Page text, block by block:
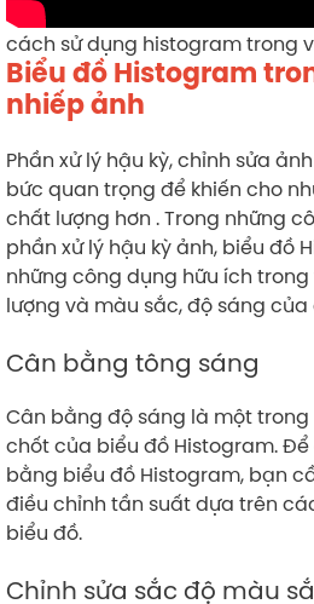
cách sử dụng histogram trong
Biểu đồ Histogram
nhiếp ảnh
Phần xử lý hậu kỳ, chỉnh sửa
bức quan trọng để khiến cho
chất lượng hơn . Trong những
phần xử lý hậu kỳ ảnh, biểu đồ
những công dụng hữu ích
lượng và màu sắc, độ sáng của
Cân bằng tông sáng
Cân bằng độ sáng là một
chốt của biểu đồ Histogram.
bằng biểu đồ Histogram, bạn
điều chỉnh tần suất dựa trên
biểu đồ.
Chỉnh sửa sắc độ màu